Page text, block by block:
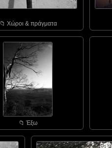
📁︎ Χώροι & πράγματα
📁︎ Έξω